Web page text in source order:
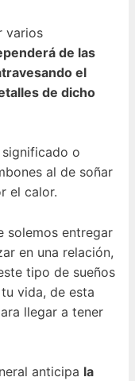
varios
de las
el
de dicho
o
al de soñar
el calor.
solemos entregar
en una relación,
tipo de sueños
vida, de esta
llegar a tener
anticipa la